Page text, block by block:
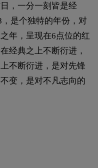
，一分一刻皆是经
是个独特的年份，对
年，呈现在6点位的红
经典之上不断衍进，
不断衍进，是对先锋
变，是对不凡志向的